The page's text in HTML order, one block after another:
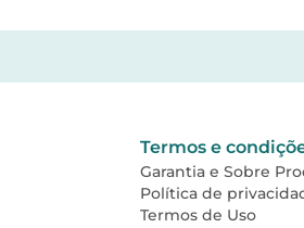
Termos e
Garantia e Sobre